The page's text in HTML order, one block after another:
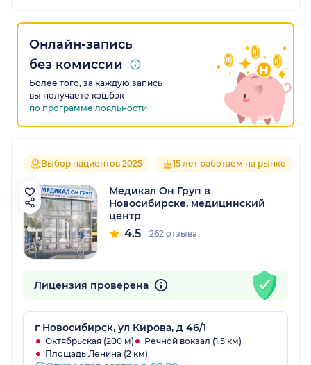
Онлайн-запись
без комиссии
Более того, за каждую запись
вы получаете кэшбэк
по программе лояльности
Выбор пациентов 2025 15 лет работаем на рынке
Медикал Он Груп в
Новосибирске, медицинский
центр
4.5 262 отзыва
Лицензия проверена
г Новосибирск, ул Кирова, д 46/1
Октябрьская (200 м)
Речной вокзал (1.5 км)
Площадь Ленина (2 км)